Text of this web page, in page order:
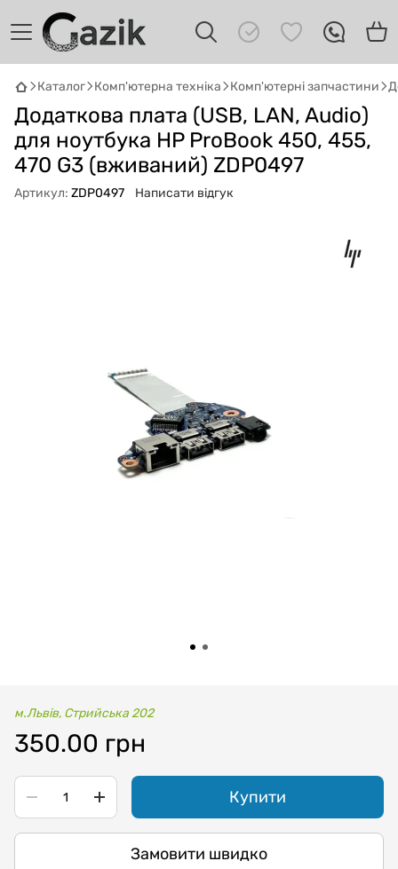
Каталог Комп'ютерна техніка Комп'ютерні запчастини
Додаткова плата (USB, LAN, Audio)
для ноутбука HP ProBook 450, 455,
470 G3 (вживаний) ZDP0497
Артикул: ZDP0497 Написати відгук
м.Львів, Стрийська 202
350.00 грн
Купити
Замовити швидко
Онлайн · пошук техніки
Привіт! 👋 Я Gazik AI — допоможу
підібрати вживану комп'ютерну техніку.
Що шукаєш?